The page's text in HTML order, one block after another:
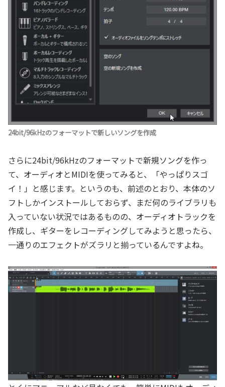
24bit/96kHzのフォーマットで新しいソングを作成
さらに24bit/96kHzのフォーマットで新規ソングを作っ
て、オーディオとMIDIを使ってみると、「やっぱりスゴ
イ！」と感じます。というのも、前述のとおり、本体のソ
フトしかインストールしておらず、まだ何のライブラリも
入っていない状況ではあるものの、オーディオトラックを
作成し、ギターをレコーディングしてみようと思ったら、
一通りのエフェクトがズラリと揃っているんですよね。